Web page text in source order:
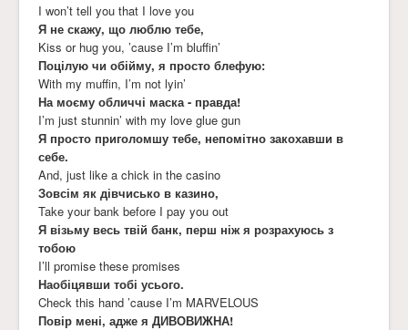
I won’t tell you that I love you
Я не скажу, що люблю тебе,
Kiss or hug you, ’cause I’m bluffin’
Поцілую чи обійму, я просто блефую:
With my muffin, I’m not lyin’
На моєму обличчі маска - правда!
I’m just stunnin’ with my love glue gun
Я просто приголомшу тебе, непомітно закохавши в
себе.
And, just like a chick in the casino
Зовсім як дівчисько в казино,
Take your bank before I pay you out
Я візьму весь твій банк, перш ніж я розрахуюсь з
тобою
I’ll promise these promises
Наобіцявши тобі усього.
Check this hand ’cause I’m MARVELOUS
Повір мені, адже я ДИВОВИЖНА!